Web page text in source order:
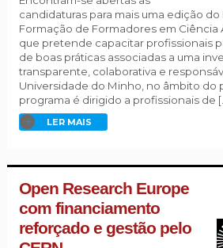
candidaturas para mais uma edição
Formação de Formadores em Ciência
que pretende capacitar profissionais
de boas práticas associadas a uma
transparente, colaborativa e
Universidade do Minho, no âmbito do
programa é dirigido a profissionais de
LER MAIS
Open Research Europe
com financiamento
reforçado e gestão pelo